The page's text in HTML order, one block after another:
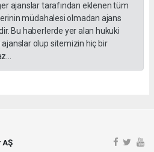
ajanslar tarafından eklenen tüm
müdahalesi olmadan ajans
Bu haberlerde yer alan hukuki
olup sitemizin hiç bir
AŞ